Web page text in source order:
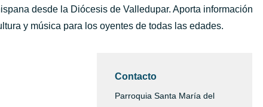
desde la Diócesis de Valledupar. Aporta información
y música para los oyentes de todas las edades.
Contacto
Parroquia Santa María del